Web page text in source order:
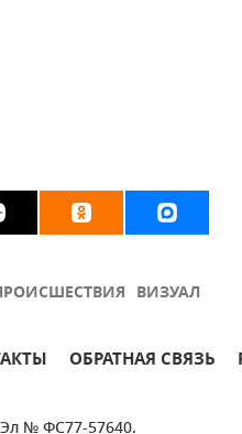
ВИЗУАЛ
ОБРАТНАЯ СВЯЗЬ